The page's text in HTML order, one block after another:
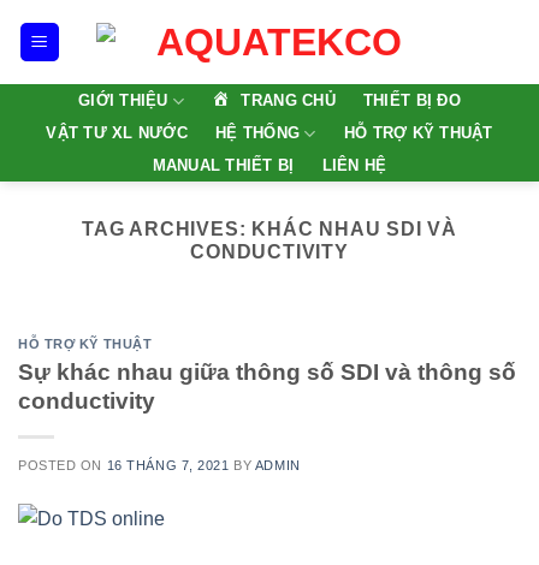
GIỚI THIỆU TRANG CHỦ
THIẾT BỊ ĐO
VẬT TƯ XL NƯỚC
HỆ THỐNG
HỖ TRỢ KỸ THUẬT
MANUAL THIẾT BỊ
LIÊN HỆ
TAG ARCHIVES: KHÁC NHAU SDI VÀ
CONDUCTIVITY
HỖ TRỢ KỸ THUẬT
Sự khác nhau giữa thông số SDI và thông số
conductivity
POSTED ON 16 THÁNG 7, 2021 BY ADMIN